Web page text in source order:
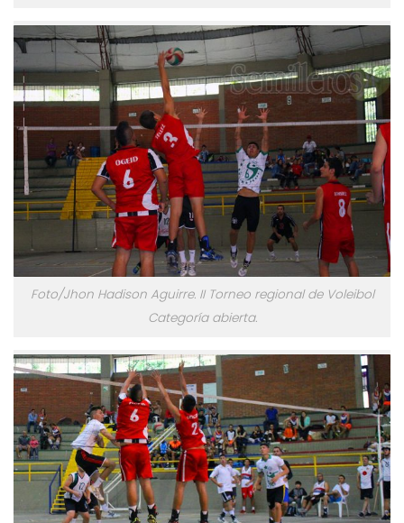
Foto/Jhon Hadison Aguirre. II Torneo regional de Voleibol
Categoría abierta.